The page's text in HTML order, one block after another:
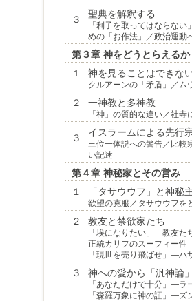
３
聖典を解釈する
「利子を取ってはならな
めの「お作法」／政治運動
第３章 神をどうとらえるか
１
神を見ることはできな
クルアーンの「矛盾」／ム
２ 一神教と多神教
「神」の質的な違い／社
３
イスラームによる先行
三位一体説への警告／比較
い記述
第４章 神秘家とその営み
１
「タサウウフ」と神秘
欲望の克服／タサウウフを
２ 教友と禁欲家たち
「埃になりたい」―教友た
正統カリフのスーフィー性
「現世を売り飛ばせ」―ハ
３ 神への愛から「汎神論
「あなただけで十分」―ラ
「森羅万象に神の証」―ズ